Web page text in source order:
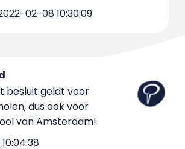
02-08 10:30:09
besluit geldt voor
dus ook voor
van Amsterdam!